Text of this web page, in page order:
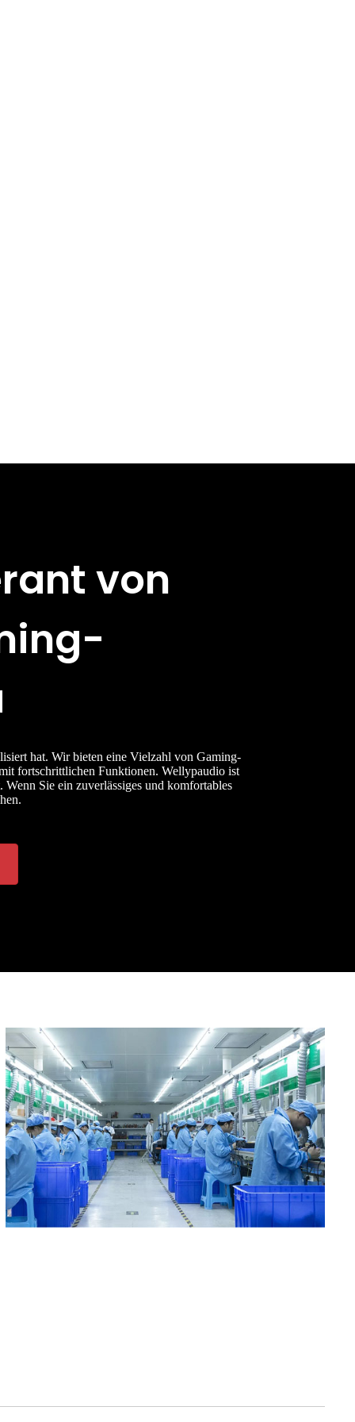
von
hat. Wir bieten eine Vielzahl von Gaming-
fortschrittlichen Funktionen. Wellypaudio ist
Sie ein zuverlässiges und komfortables